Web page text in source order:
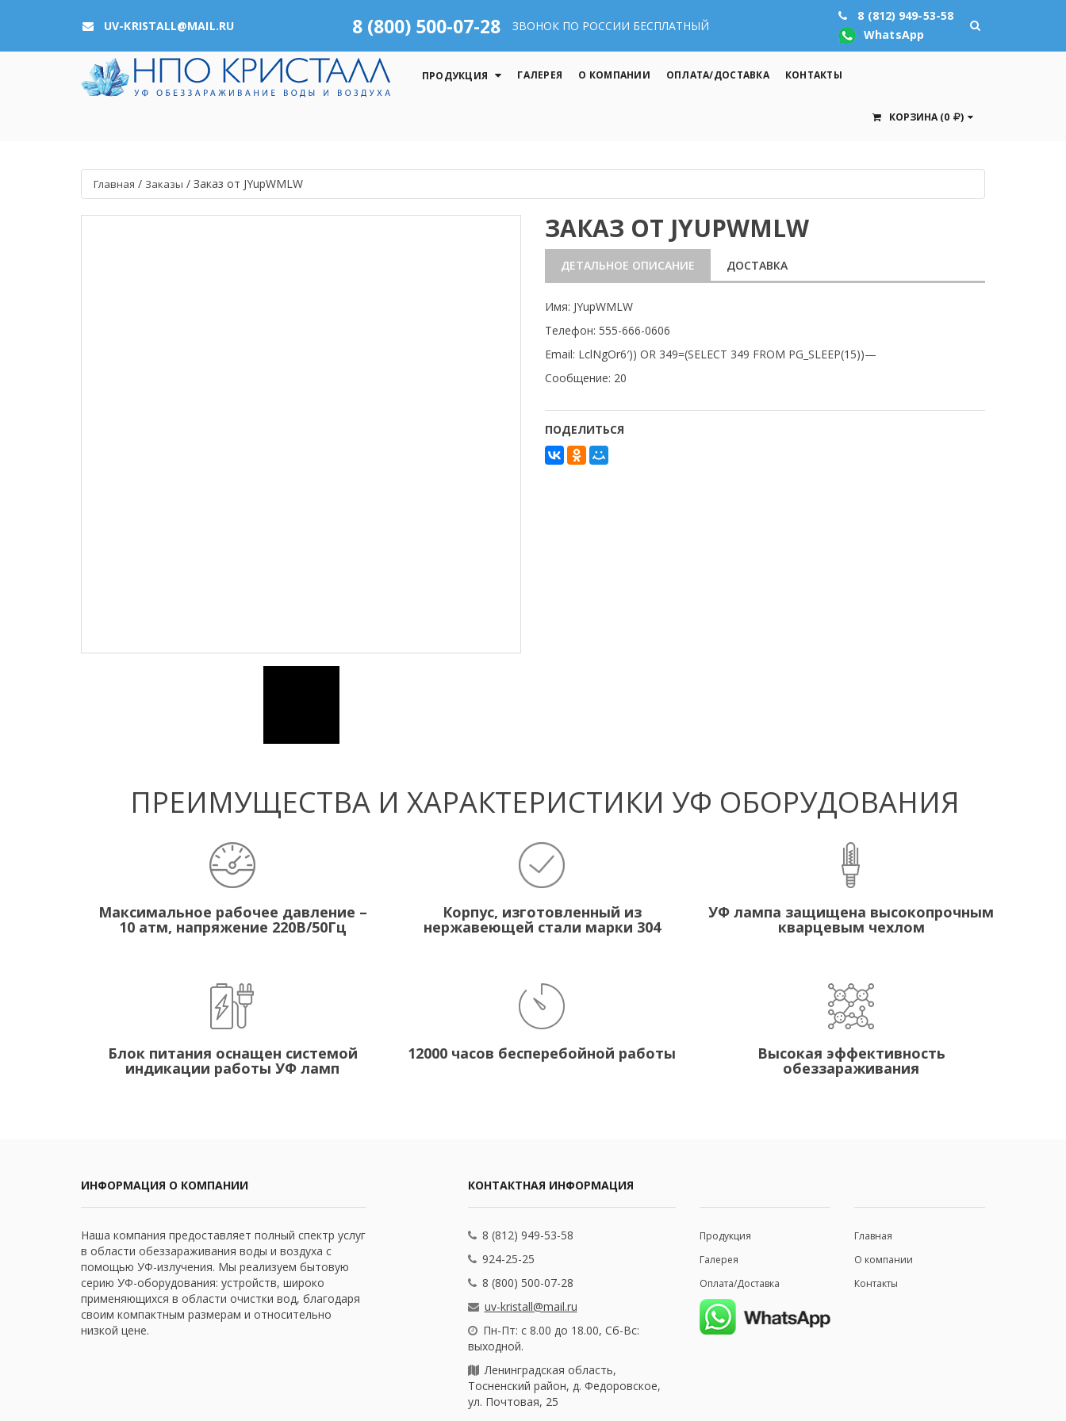
UV-KRISTALL@MAIL.RU 8 (800) 500-07-28 ЗВОНОК ПО РОССИИ БЕСПЛАТНЫЙ
8 (812) 949-53-58
WhatsApp
ПРОДУКЦИЯ ГАЛЕРЕЯ О КОМПАНИИ ОПЛАТА/ДОСТАВКА КОНТАКТЫ
КОРЗИНА (0 )
Главная / Заказы / Заказ от JYupWMLW
ЗАКАЗ ОТ JYUPWMLW
ДЕТАЛЬНОЕ ОПИСАНИЕ ДОСТАВКА
Имя: JYupWMLW
Телефон: 555-666-0606
Email: LclNgOr6′)) OR 349=(SELECT 349 FROM PG_SLEEP(15))—
Сообщение: 20
ПОДЕЛИТЬСЯ
ПРЕИМУЩЕСТВА И ХАРАКТЕРИСТИКИ УФ ОБОРУДОВАНИЯ
Максимальное рабочее давление –
10 атм, напряжение 220В/50Гц
Корпус, изготовленный из
нержавеющей стали марки 304
УФ лампа защищена высокопрочным
кварцевым чехлом
Блок питания оснащен системой
индикации работы УФ ламп
12000 часов бесперебойной работы Высокая эффективность
обеззараживания
ИНФОРМАЦИЯ О КОМПАНИИ
Наша компания предоставляет полный спектр услуг
в области обеззараживания воды и воздуха с
помощью УФ-излучения. Мы реализуем бытовую
серию УФ-оборудования: устройств, широко
применяющихся в области очистки вод, благодаря
своим компактным размерам и относительно
низкой цене.
КОНТАКТНАЯ ИНФОРМАЦИЯ
8 (812) 949-53-58
924-25-25
8 (800) 500-07-28
uv-kristall@mail.ru
Пн-Пт: с 8.00 до 18.00, Сб-Вс:
выходной.
Ленинградская область,
Тосненский район, д. Федоровское,
ул. Почтовая, 25
Продукция
Галерея
Оплата/Доставка
Главная
О компании
Контакты